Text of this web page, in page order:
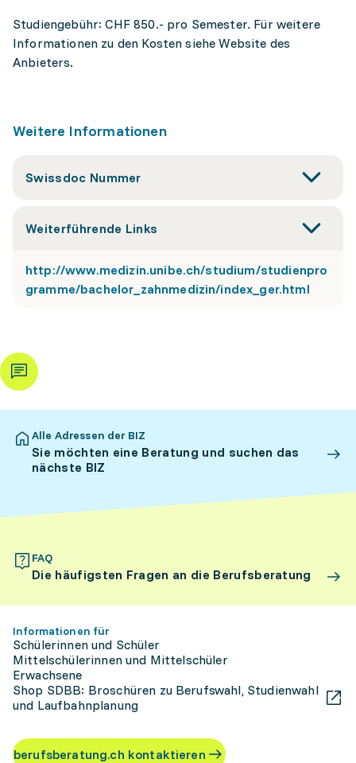
Studiengebühr: CHF 850.- pro Semester. Für weitere
Informationen zu den Kosten siehe Website des
Anbieters.
Weitere Informationen
Swissdoc Nummer
Weiterführende Links
http://www.medizin.unibe.ch/studium/studienpro
gramme/bachelor_zahnmedizin/index_ger.html
Alle Adressen der BIZ
Sie möchten eine Beratung und suchen das
nächste BIZ
FAQ
Die häufigsten Fragen an die Berufsberatung
Informationen für
Schülerinnen und Schüler
Mittelschülerinnen und Mittelschüler
Erwachsene
Shop SDBB: Broschüren zu Berufswahl, Studienwahl
und Laufbahnplanung
berufsberatung.ch kontaktieren